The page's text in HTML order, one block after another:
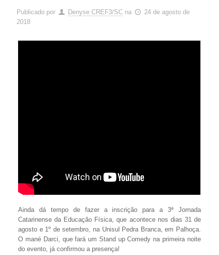
Publicado por Denyse CREF3/SC na
24 de agosto de
2018
Ainda dá tempo de fazer a inscrição para a 3ª Jornada
Catarinense da Educação Física, que acontece nos dias 31 de
agosto e 1º de setembro, na Unisul Pedra Branca, em Palhoça.
O mané Darci, que fará um Stand up Comedy na primeira noite
do evento, já confirmou a presença!